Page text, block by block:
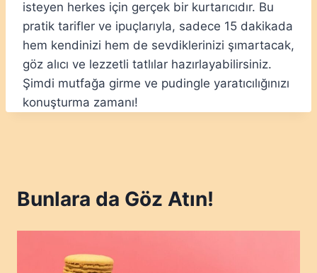
isteyen herkes için gerçek bir kurtarıcıdır. Bu
pratik tarifler ve ipuçlarıyla, sadece 15 dakikada
hem kendinizi hem de sevdiklerinizi şımartacak,
göz alıcı ve lezzetli tatlılar hazırlayabilirsiniz.
Şimdi mutfağa girme ve pudingle yaratıcılığınızı
konuşturma zamanı!
Bunlara da Göz Atın!